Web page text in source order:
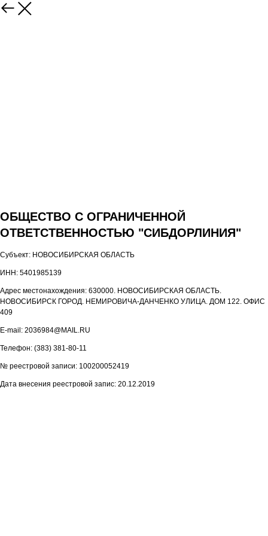
ОБЩЕСТВО С ОГРАНИЧЕННОЙ
ОТВЕТСТВЕННОСТЬЮ "СИБДОРЛИНИЯ"
Субъект: НОВОСИБИРСКАЯ ОБЛАСТЬ
ИНН: 5401985139
Адрес местонахождения: 630000. НОВОСИБИРСКАЯ ОБЛАСТЬ.
НОВОСИБИРСК ГОРОД. НЕМИРОВИЧА-ДАНЧЕНКО УЛИЦА. ДОМ 122. ОФИС
409
E-mail: 2036984@MAIL.RU
Телефон: (383) 381-80-11
№ реестровой записи: 100200052419
Дата внесения реестровой запис: 20.12.2019